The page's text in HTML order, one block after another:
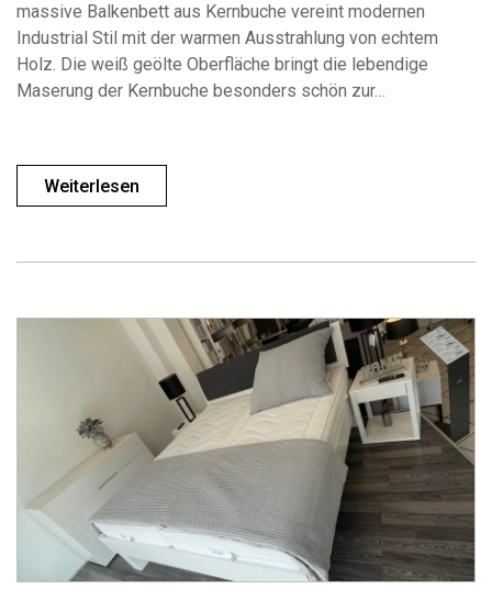
massive Balkenbett aus Kernbuche vereint modernen
Industrial Stil mit der warmen Ausstrahlung von echtem
Holz. Die weiß geölte Oberfläche bringt die lebendige
Maserung der Kernbuche besonders schön zur…
Weiterlesen